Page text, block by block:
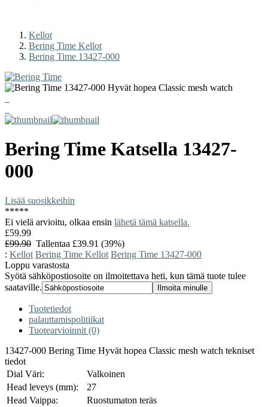
Kellot
Bering Time Kellot
Bering Time 13427-000
Bering Time Katsella 13427-
000
Lisää suosikkeihin
*****
Ei vielä arvioitu, olkaa ensin lähetä tämä katsella.
£59.99
£99.90 Tallentaa £39.91 (39%)
: Kellot Bering Time Kellot Bering Time 13427-000
Loppu varastosta
Syötä sähköpostiosoite on ilmoitettava heti, kun tämä tuote tulee
saataville.
Tuotetiedot
palauttamispolitiikat
Tuotearvioinnit (0)
13427-000 Bering Time Hyvät hopea Classic mesh watch tekniset
tiedot
Dial Väri:
Valkoinen
Head leveys (mm):
27
Head Vaippa:
Ruostumaton teräs